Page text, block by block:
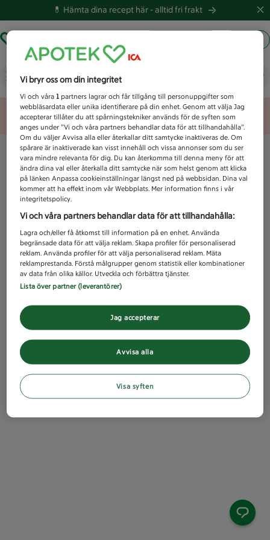
💊 Hämta dina recept här -alltid fri frakt
Vad letar du efter idag?
Unknown error
Vi bryr oss om din integritet
Vi och våra1 partners lagrar och får tillgång till personuppgifter som
webbläsardata eller unika identifierare på din enhet. Genom att välja Jag
accepterar tillåter du att spårningstekniker används för de syften som
anges under ”Vi och våra partners behandlar data för att tillhandahålla”.
Om du väljer Avvisa alla eller återkallar ditt samtycke inaktiveras de. Om
spårare är inaktiverade kan visst innehåll och vissa annonser som du ser
vara mindre relevanta för dig. Du kan återkomma till denna meny för att
ändra dina val eller återkalla ditt samtycke när som helst genom att klicka
på länken Anpassa cookieinställningar längst ned på webbsidan. Dina val
kommer att ha effekt inom vår Webbplats. Mer information finns i vår
integritetspolicy.
Vi och våra partners behandlar data för att tillhandahålla:
Lagra och/eller få åtkomst till information på en enhet. Använda
begränsade data för att välja reklam. Skapa profiler för personaliserad
reklam. Använda profiler för att välja personaliserad reklam. Mäta
reklamprestanda. Förstå målgrupper genom statistik eller kombinationer
av data från olika källor. Utveckla och förbättra tjänster.
Lista över partner (leverantörer)
Avvisa alla
Jag accepterar
Visa syften